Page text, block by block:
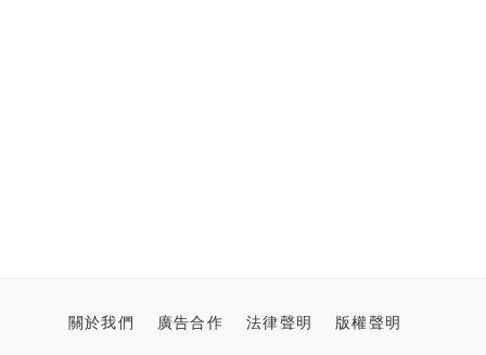
關於我們 廣告合作 法律聲明 版權聲明